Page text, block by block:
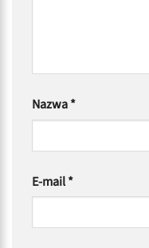
Nazwa*
E-mail*